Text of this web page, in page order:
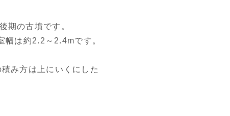
後期の古墳です。
は約2.2～2.4mです。
み方は上にいくにした